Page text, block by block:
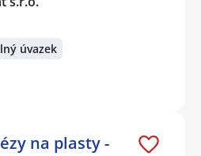
úvazek
na plasty -